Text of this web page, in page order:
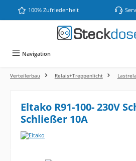
Zum Hauptinhalt springen
100% Zufriedenheit
Navigation
Verteilerbau Relais+Treppenlicht
Eltako R91-100- 230V
Schließer 10A